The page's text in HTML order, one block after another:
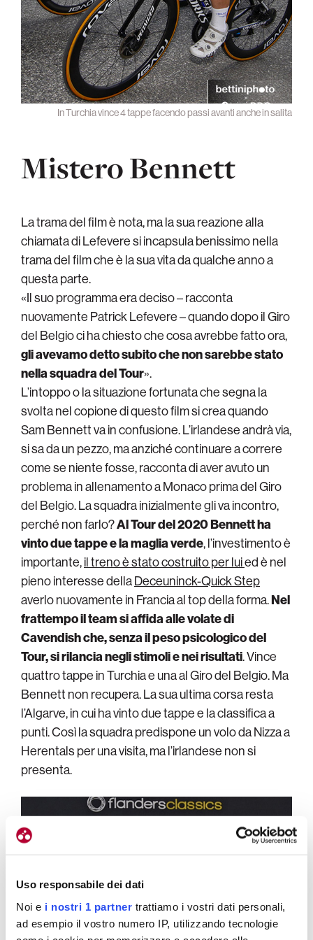
Uso responsabile dei dati
Noi e i nostri 1 partner trattiamo i vostri dati personali,
ad esempio il vostro numero IP, utilizzando tecnologie
In Turchia vince 4 tappe facendo passi avanti anche in salita
Mistero Bennett
La trama del film è nota, ma la sua reazione alla
chiamata di Lefevere si incapsula benissimo nella
trama del film che è la sua vita da qualche anno a
questa parte.
«Il suo programma era deciso – racconta
nuovamente Patrick Lefevere – quando dopo il Giro
del Belgio ci ha chiesto che cosa avrebbe fatto ora,
gli avevamo detto subito che non sarebbe stato
nella squadra del Tour».
L’intoppo o la situazione fortunata che segna la
svolta nel copione di questo film si crea quando
Sam Bennett va in confusione. L’irlandese andrà via,
si sa da un pezzo, ma anziché continuare a correre
come se niente fosse, racconta di aver avuto un
problema in allenamento a Monaco prima del Giro
del Belgio. La squadra inizialmente gli va incontro,
perché non farlo?Al Tour del 2020 Bennett ha
vinto due tappe e la maglia verde, l’investimento è
importante,il treno è stato costruito per luied è nel
pieno interesse dellaDeceuninck-Quick Step
averlo nuovamente in Francia al top della forma.Nel
frattempo il team si affida alle volate di
Cavendish che, senza il peso psicologico del
Tour, si rilancia negli stimoli e nei risultati. Vince
quattro tappe in Turchia e una al Giro del Belgio. Ma
Bennett non recupera. La sua ultima corsa resta
l’Algarve, in cui ha vinto due tappe e la classifica a
punti. Così la squadra predispone un volo da Nizza a
Herentals per una visita, ma l’irlandese non si
presenta.